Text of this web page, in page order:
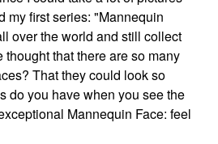
my first series: "Mannequin
over the world and still collect
thought that there are so many
That they could look so
do you have when you see the
Mannequin Face: feel